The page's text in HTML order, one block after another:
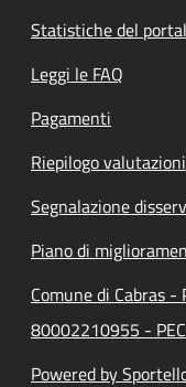
Statistiche del
Leggi le FAQ
Pagamenti
Riepilogo valutazioni
Segnalazione
Piano di
Comune di Cabras
80002210955 -
Powered by